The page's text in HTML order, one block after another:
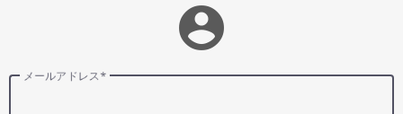
account_circle
メールアドレス